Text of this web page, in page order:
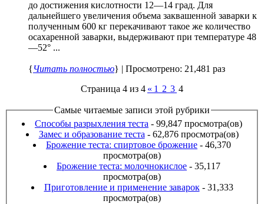
до достижения кислотности 12—14 град. Для
дальнейшего увеличения объема заквашенной заварки к
полученным 600 кг перекачивают такое же количество
осахаренной заварки, выдерживают при температуре 48
—52° ...
{Читать полностью} | Просмотрено: 21,481 раз
Страница 4 из 4 « 1 2 3 4
Самые читаемые записи этой рубрики
Способы разрыхления теста - 99,847 просмотра(ов)
Замес и образование теста- 62,876 просмотра(ов)
Брожение теста: спиртовое брожение - 46,370
просмотра(ов)
Брожение теста: молочнокислое - 35,117
просмотра(ов)
Приготовление и применение заварок- 31,333
просмотра(ов)